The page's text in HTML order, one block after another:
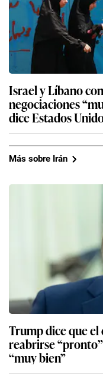
Israel y Líbano
negociaciones
dice Estados
Más sobre Irán
Trump dice que
reabrirse
“muy bien”